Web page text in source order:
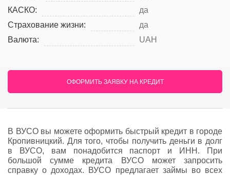
КАСКО:
да
Страхование жизни:
да
Валюта:
UAH
ОФОРМИТЬ ЗАЯВКУ НА КРЕДИТ
В ВУСО вы можете оформить быстрый кредит в городе
Кропивницкий. Для того, чтобы получить деньги в долг
в ВУСО, вам понадобится паспорт и ИНН. При
большой сумме кредита ВУСО может запросить
справку о доходах. ВУСО предлагает займы во всех